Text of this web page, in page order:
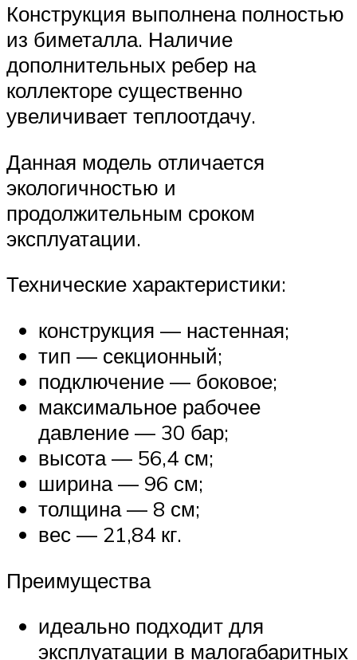
Конструкция выполнена полностью
из биметалла. Наличие
дополнительных ребер на
коллекторе существенно
увеличивает теплоотдачу.
Данная модель отличается
экологичностью и
продолжительным сроком
эксплуатации.
Технические характеристики:
конструкция — настенная;
тип — секционный;
подключение — боковое;
максимальное рабочее
давление — 30 бар;
высота — 56,4 см;
ширина — 96 см;
толщина — 8 см;
вес — 21,84 кг.
Преимущества
идеально подходит для
эксплуатации в малогабаритных